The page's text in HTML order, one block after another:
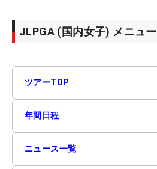
JLPGA (国内女子) メニュー
ツアーTOP
年間日程
ニュース一覧